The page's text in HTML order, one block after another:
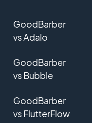
GoodBarber
vs Adalo
GoodBarber
vs Bubble
GoodBarber
vs FlutterFlow